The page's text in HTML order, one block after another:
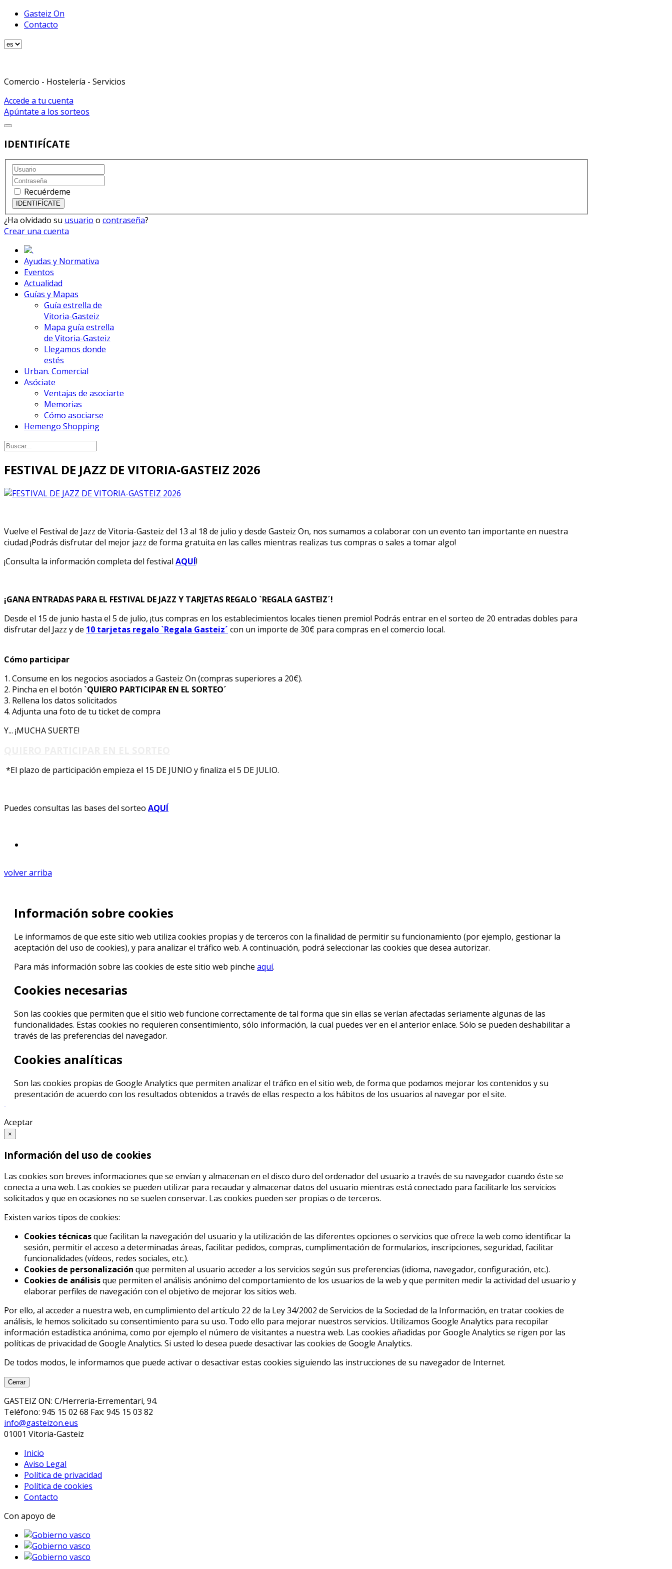
Gasteiz On
Contacto
Comercio - Hostelería - Servicios
Accede a tu cuenta
Apúntate a los sorteos
IDENTIFÍCATE
Recuérdeme
¿Ha olvidado su usuario o contraseña?
Crear una cuenta
.
Ayudas y Normativa
Eventos
Actualidad
Guías y Mapas
Guía estrella de
Vitoria-Gasteiz
Mapa guía estrella
de Vitoria-Gasteiz
Llegamos donde
estés
Urban. Comercial
Asóciate
Ventajas de asociarte
Memorias
Cómo asociarse
Hemengo Shopping
FESTIVAL DE JAZZ DE VITORIA-GASTEIZ 2026
Vuelve el Festival de Jazz de Vitoria-Gasteiz del 13 al 18 de julio y desde Gasteiz On, nos sumamos a colaborar con un evento tan importante en nuestra
ciudad ¡Podrás disfrutar del mejor jazz de forma gratuita en las calles mientras realizas tus compras o sales a tomar algo!
¡Consulta la información completa del festival AQUÍ!
¡GANA ENTRADAS PARA EL FESTIVAL DE JAZZ Y TARJETAS REGALO `REGALA GASTEIZ´!
Desde el 15 de junio hasta el 5 de julio, ¡tus compras en los establecimientos locales tienen premio! Podrás entrar en el sorteo de 20 entradas dobles para
disfrutar del Jazz y de 10 tarjetas regalo `Regala Gasteiz´ con un importe de 30€ para compras en el comercio local.
Cómo participar
1. Consume en los negocios asociados a Gasteiz On (compras superiores a 20€).
2. Pincha en el botón `QUIERO PARTICIPAR EN EL SORTEO´
3. Rellena los datos solicitados
4. Adjunta una foto de tu ticket de compra
Y... ¡MUCHA SUERTE!
*El plazo de participación empieza el 15 DE JUNIO y finaliza el 5 DE JULIO.
Puedes consultas las bases del sorteo AQUÍ
volver arriba
Información sobre cookies
Le informamos de que este sitio web utiliza cookies propias y de terceros con la finalidad de permitir su funcionamiento (por ejemplo, gestionar la
aceptación del uso de cookies), y para analizar el tráfico web. A continuación, podrá seleccionar las cookies que desea autorizar.
Para más información sobre las cookies de este sitio web pinche aquí.
Cookies necesarias
Son las cookies que permiten que el sitio web funcione correctamente de tal forma que sin ellas se verían afectadas seriamente algunas de las
funcionalidades. Estas cookies no requieren consentimiento, sólo información, la cual puedes ver en el anterior enlace. Sólo se pueden deshabilitar a
través de las preferencias del navegador.
Cookies analíticas
Son las cookies propias de Google Analytics que permiten analizar el tráfico en el sitio web, de forma que podamos mejorar los contenidos y su
presentación de acuerdo con los resultados obtenidos a través de ellas respecto a los hábitos de los usuarios al navegar por el site.
Aceptar
×
Información del uso de cookies
Las cookies son breves informaciones que se envían y almacenan en el disco duro del ordenador del usuario a través de su navegador cuando éste se
conecta a una web. Las cookies se pueden utilizar para recaudar y almacenar datos del usuario mientras está conectado para facilitarle los servicios
solicitados y que en ocasiones no se suelen conservar. Las cookies pueden ser propias o de terceros.
Existen varios tipos de cookies:
Cookies técnicasque facilitan la navegación del usuario y la utilización de las diferentes opciones o servicios que ofrece la web como identificar la
sesión, permitir el acceso a determinadas áreas, facilitar pedidos, compras, cumplimentación de formularios, inscripciones, seguridad, facilitar
funcionalidades (vídeos, redes sociales, etc.).
Cookies de personalización que permiten al usuario acceder a los servicios según sus preferencias (idioma, navegador, configuración, etc.).
Cookies de análisisque permiten el análisis anónimo del comportamiento de los usuarios de la web y que permiten medir la actividad del usuario y
elaborar perfiles de navegación con el objetivo de mejorar los sitios web.
Por ello, al acceder a nuestra web, en cumplimiento del artículo 22 de la Ley 34/2002 de Servicios de la Sociedad de la Información, en tratar cookies de
análisis, le hemos solicitado su consentimiento para su uso. Todo ello para mejorar nuestros servicios. Utilizamos Google Analytics para recopilar
información estadística anónima, como por ejemplo el número de visitantes a nuestra web. Las cookies añadidas por Google Analytics se rigen por las
políticas de privacidad de Google Analytics. Si usted lo desea puede desactivar las cookies de Google Analytics.
De todos modos, le informamos que puede activar o desactivar estas cookies siguiendo las instrucciones de su navegador de Internet.
Cerrar
GASTEIZ ON: C/Herreria-Errementari, 94.
Teléfono: 945 15 02 68 Fax: 945 15 03 82
info@gasteizon.eus
01001 Vitoria-Gasteiz
Inicio
Aviso Legal
Política de privacidad
Política de cookies
Contacto
Con apoyo de